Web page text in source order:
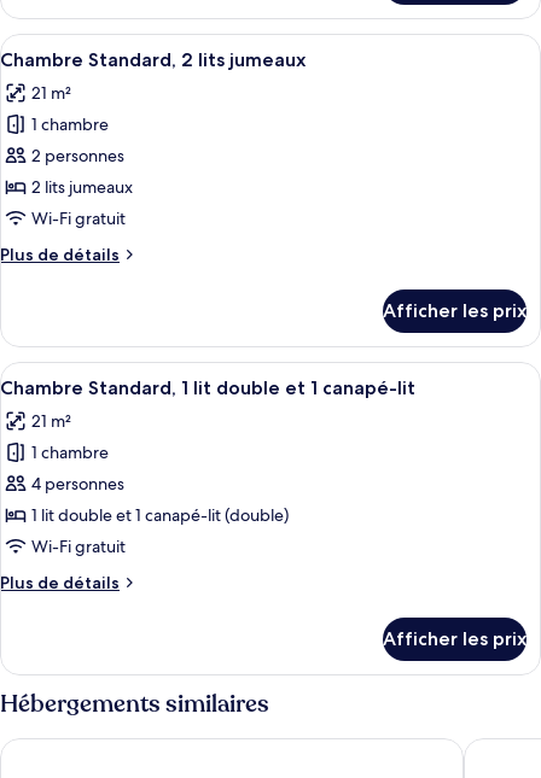
Chambre
Standard
Afficher
toutes
les
photos
pour
ce
type
chambre :
2
lits
jumeaux
Une chambre d’hôtel avec un lit,
8
Chambre Standard, 2 lits jumeaux
21 m²
1 chambre
2 personnes
2 lits jumeaux
Wi-Fi gratuit
Plus de détails
Plus
Chambre
Standard,
2
jumeaux
Afficher les prix
Afficher
toutes
les
photos
pour
ce
type
chambre :
lit
double
et
Une chambre d’hôtel avec deux lits,
10
Chambre Standard, 1 lit double et 1 canapé-lit
21 m²
1 chambre
4 personnes
1 lit double et 1 canapé-lit (double)
Wi-Fi gratuit
Plus de détails
Plus
Chambre
Standard,
1
double
Afficher les prix
Hébergements similaires
Hotel Málaga Nostrum Airport Hotel